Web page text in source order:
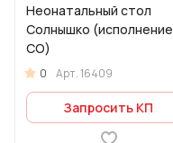
Неонатальный стол
Солнышко (исполнение
СО)
0 Арт.16409
Запросить КП